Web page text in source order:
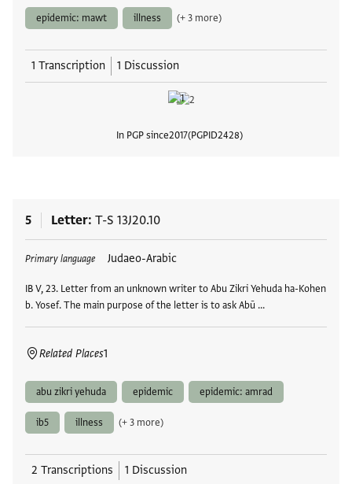
epidemic: mawt illness (+ 3 more)
1 Transcription 1 Discussion
In PGP since2017 PGPID2428
5 Letter T-S 13J20.10
Primary language Judaeo-Arabic
IB V, 23. Letter from an unknown writer to Abu Zikri Yehuda ha-Kohen
b. Yosef. The main purpose of the letter is to ask Abū …
Related Places1
Tags
abu zikri yehuda epidemic epidemic: amrad
ib5 illness (+ 3 more)
2 Transcriptions 1 Discussion